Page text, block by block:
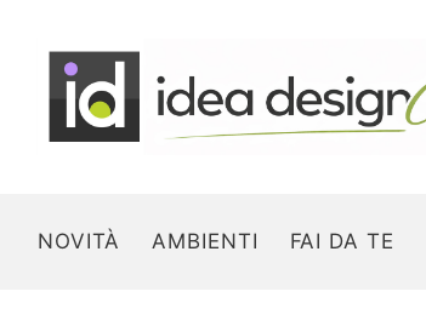
NOVITÀ AMBIENTI FAI DA TE